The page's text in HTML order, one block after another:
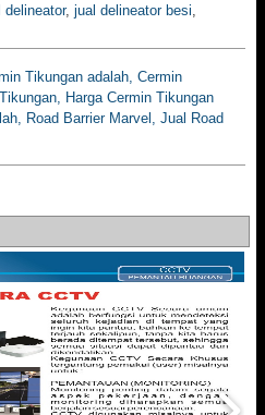
delineator, jual delineator besi,
Tikungan adalah, Cermin
Harga Cermin Tikungan
Road Barrier Marvel, Jual Road